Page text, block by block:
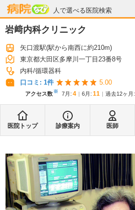
人で選べる医院検索
病院なび
岩﨑内科クリニック
矢口渡駅(駅から南西に約210m)
東京都大田区多摩川一丁目23番8号
内科 循環器科
口コミ: 1件 5.00
アクセス数※ 7月 : 4 6月 : 11 過去12ヶ月:
医院トップ 診療案内 医師